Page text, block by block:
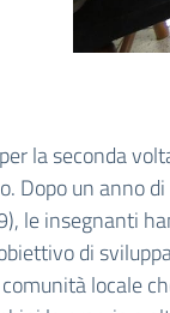
la seconda
Dopo un anno
le insegnanti
di
locale